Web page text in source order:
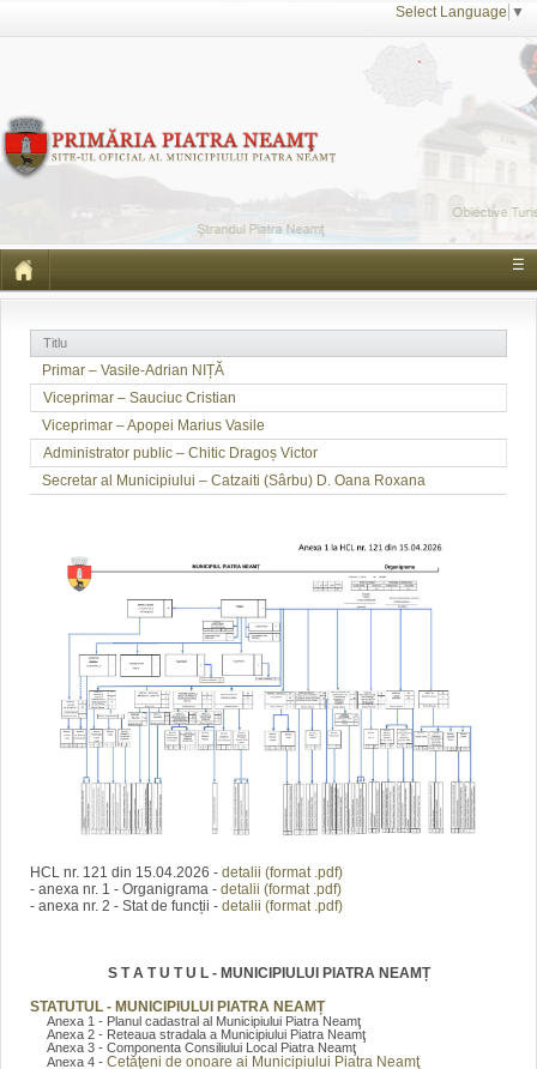
Select Language ▼
☰
Titlu
Primar – Vasile-Adrian NIȚĂ
Viceprimar – Sauciuc Cristian
Viceprimar – Apopei Marius Vasile
Administrator public – Chitic Dragoș Victor
Secretar al Municipiului – Catzaiti (Sârbu) D. Oana Roxana
HCL nr. 121 din 15.04.2026 - detalii (format .pdf)
- anexa nr. 1 - Organigrama - detalii (format .pdf)
- anexa nr. 2 - Stat de funcții - detalii (format .pdf)
S T A T U T U L - MUNICIPIULUI PIATRA NEAMȚ
STATUTUL - MUNICIPIULUI PIATRA NEAMȚ
Anexa 1 - Planul cadastral al Municipiului Piatra Neamţ
Anexa 2 - Reteaua stradala a Municipiului Piatra Neamţ
Anexa 3 - Componenta Consiliului Local Piatra Neamţ
Anexa 4 - Cetăţeni de onoare ai Municipiului Piatra Neamţ